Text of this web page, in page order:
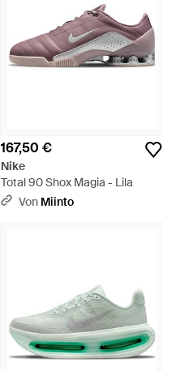
167,50 €
Nike
Total 90 Shox Magia - Lila
Von Miinto